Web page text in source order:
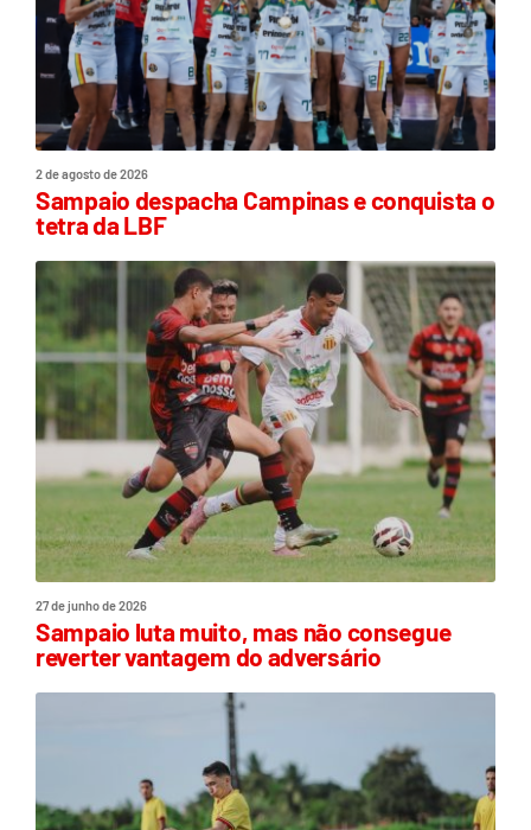
2 de agosto de 2026
Sampaio despacha Campinas e conquista o
tetra da LBF
27 de junho de 2026
Sampaio luta muito, mas não consegue
reverter vantagem do adversário